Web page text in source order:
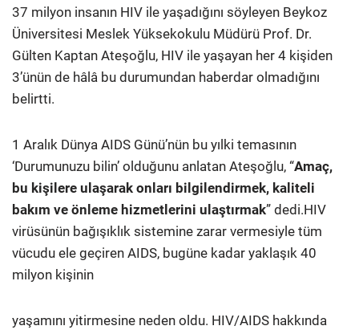
37 milyon insanın HIV ile yaşadığını söyleyen Beykoz
Üniversitesi Meslek Yüksekokulu Müdürü Prof. Dr.
Gülten Kaptan Ateşoğlu, HIV ile yaşayan her 4 kişiden
3’ünün de hâlâ bu durumundan haberdar olmadığını
belirtti.
1 Aralık Dünya AIDS Günü’nün bu yılki temasının
‘Durumunuzu bilin’ olduğunu anlatan Ateşoğlu, “Amaç,
bu kişilere ulaşarak onları bilgilendirmek, kaliteli
bakım ve önleme hizmetlerini ulaştırmak” dedi.HIV
virüsünün bağışıklık sistemine zarar vermesiyle tüm
vücudu ele geçiren AIDS, bugüne kadar yaklaşık 40
milyon kişinin
yaşamını yitirmesine neden oldu. HIV/AIDS hakkında